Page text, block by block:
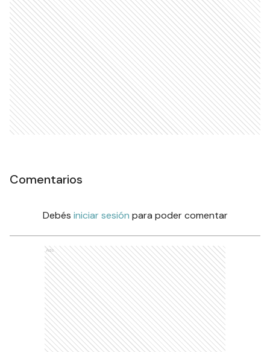
Comentarios
Debés iniciar sesión para poder comentar
Ads